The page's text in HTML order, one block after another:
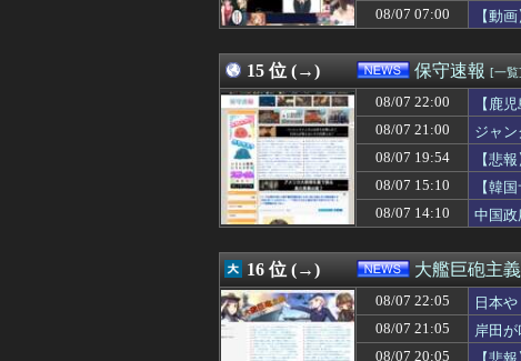
08/07 21:39
大谷翔平が今永昇
08/07 21:39
旦那が知らない間に
08/07 21:39
栃木トヨタ主催のハ
08/07 07:00
【動
15 位 (→) 保守速報 [一覧]
08/07 22:00
【鹿
08/07 21:00
ジャ
08/07 19:54
【悲
主張
08/07 15:10
【韓
08/07 14:10
中国政
16 位 (→) 大艦巨砲主義
08/07 22:05
日本
08/07 21:05
岸田
08/07 20:05